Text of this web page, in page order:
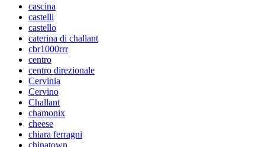
cascina
castelli
castello
caterina di challant
cbr1000rrr
centro
centro direzionale
Cervinia
Cervino
Challant
chamonix
cheese
chiara ferragni
chinatown